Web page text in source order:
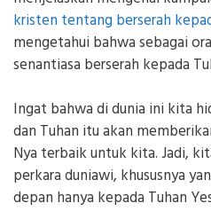
kristen tentang berserah
mengetahui bahwa sebagai
senantiasa berserah kepada
Ingat bahwa di dunia ini kita
dan Tuhan itu akan
Nya terbaik untuk kita. Jadi,
perkara duniawi, khususnya
depan hanya kepada Tuhan